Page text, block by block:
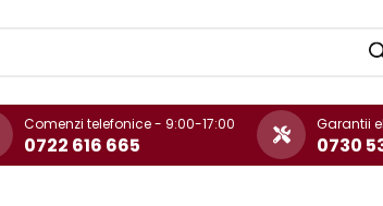
Comenzi telefonice - 9:00-17:00
0722 616 665
Garantii
0730